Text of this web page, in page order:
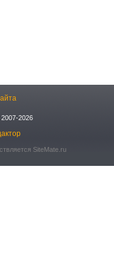
2026
SiteMate.ru